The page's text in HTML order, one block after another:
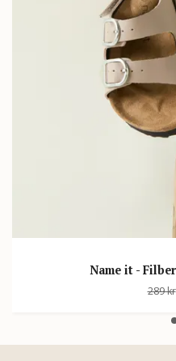
Name it -
289 kr